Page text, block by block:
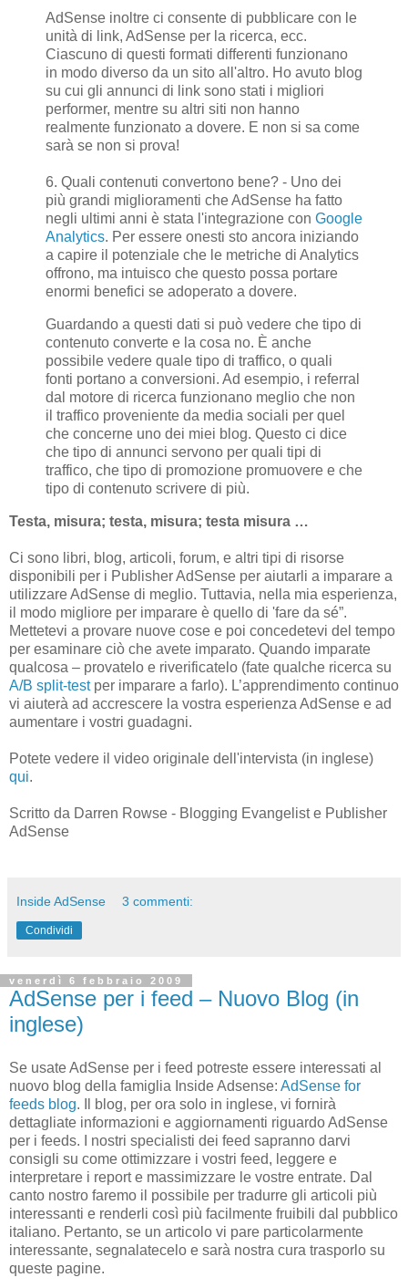
AdSense inoltre ci consente di pubblicare con le
unità di link, AdSense per la ricerca, ecc.
Ciascuno di questi formati differenti funzionano
in modo diverso da un sito all'altro. Ho avuto blog
su cui gli annunci di link sono stati i migliori
performer, mentre su altri siti non hanno
realmente funzionato a dovere. E non si sa come
sarà se non si prova!
6. Quali contenuti convertono bene? - Uno dei
più grandi miglioramenti che AdSense ha fatto
negli ultimi anni è stata l'integrazione con Google
Analytics. Per essere onesti sto ancora iniziando
a capire il potenziale che le metriche di Analytics
offrono, ma intuisco che questo possa portare
enormi benefici se adoperato a dovere.
Guardando a questi dati si può vedere che tipo di
contenuto converte e la cosa no. È anche
possibile vedere quale tipo di traffico, o quali
fonti portano a conversioni. Ad esempio, i referral
dal motore di ricerca funzionano meglio che non
il traffico proveniente da media sociali per quel
che concerne uno dei miei blog. Questo ci dice
che tipo di annunci servono per quali tipi di
traffico, che tipo di promozione promuovere e che
tipo di contenuto scrivere di più.
Testa, misura; testa, misura; testa misura …
Ci sono libri, blog, articoli, forum, e altri tipi di risorse
disponibili per i Publisher AdSense per aiutarli a imparare a
utilizzare AdSense di meglio. Tuttavia, nella mia esperienza,
il modo migliore per imparare è quello di 'fare da sé”.
Mettetevi a provare nuove cose e poi concedetevi del tempo
per esaminare ciò che avete imparato. Quando imparate
qualcosa – provatelo e riverificatelo (fate qualche ricerca su
A/B split-test per imparare a farlo). L’apprendimento continuo
vi aiuterà ad accrescere la vostra esperienza AdSense e ad
aumentare i vostri guadagni.
Potete vedere il video originale dell'intervista (in inglese)
qui.
Scritto da Darren Rowse - Blogging Evangelist e Publisher
AdSense
Inside AdSense 3 commenti:
Condividi
venerdì 6 febbraio 2009
AdSense per i feed – Nuovo Blog (in
inglese)
Se usate AdSense per i feed potreste essere interessati al
nuovo blog della famiglia Inside Adsense: AdSense for
feeds blog. Il blog, per ora solo in inglese, vi fornirà
dettagliate informazioni e aggiornamenti riguardo AdSense
per i feeds. I nostri specialisti dei feed sapranno darvi
consigli su come ottimizzare i vostri feed, leggere e
interpretare i report e massimizzare le vostre entrate. Dal
canto nostro faremo il possibile per tradurre gli articoli più
interessanti e renderli così più facilmente fruibili dal pubblico
italiano. Pertanto, se un articolo vi pare particolarmente
interessante, segnalatecelo e sarà nostra cura trasporlo su
queste pagine.